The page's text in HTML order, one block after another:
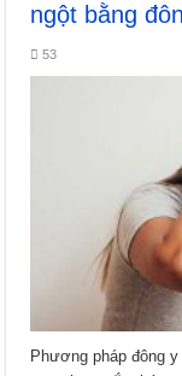
ngột bằng
53
Phương pháp đông